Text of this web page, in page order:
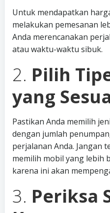
Untuk mendapatkan
melakukan pemesanan
Anda merencanakan
atau waktu-waktu sibuk.
2. Pilih
yang
Pastikan Anda memilih
dengan jumlah
perjalanan Anda. Jangan
memilih mobil yang lebih
karena ini akan
3. Periksa